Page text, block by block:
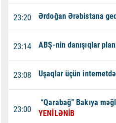
23:20 Ərdoğan Ərəbistana
23:14 ABŞ-nin danışıqlar
23:08 Uşaqlar üçün internetdə
23:00
“Qarabağ” Bakıya
YENİLƏNİB